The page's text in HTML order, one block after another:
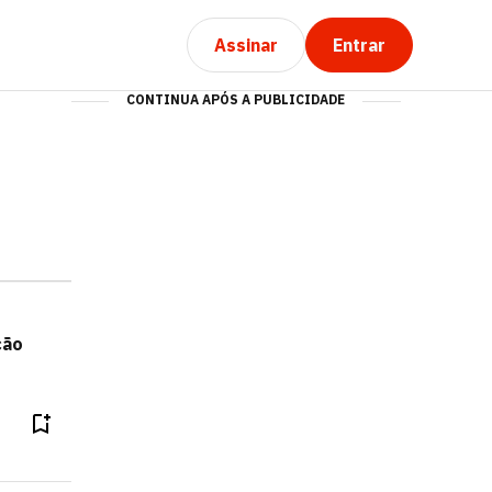
Assinar Entrar
CONTINUA APÓS A PUBLICIDADE